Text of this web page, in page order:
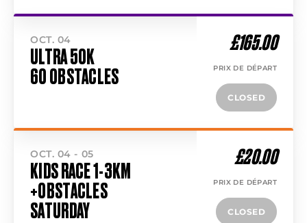
OCT. 04
ULTRA 50K
60 OBSTACLES
£165.00
PRIX DE DÉPART
CLOSED
OCT. 04 - 05
KIDS RACE 1-3KM
+OBSTACLES
SATURDAY
£20.00
PRIX DE DÉPART
CLOSED